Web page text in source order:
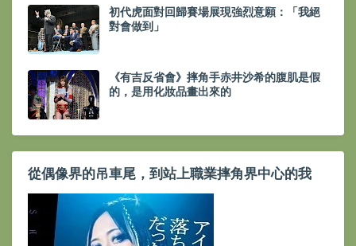
初代虎面對回歸賽場展現強烈意願：「我絕
對會做到」
《有吉反省會》摔角手赤井沙希的腹肌是假
的，是用化妝品畫出來的
從偶像界的吊車尾，到站上職業摔角界中心的我